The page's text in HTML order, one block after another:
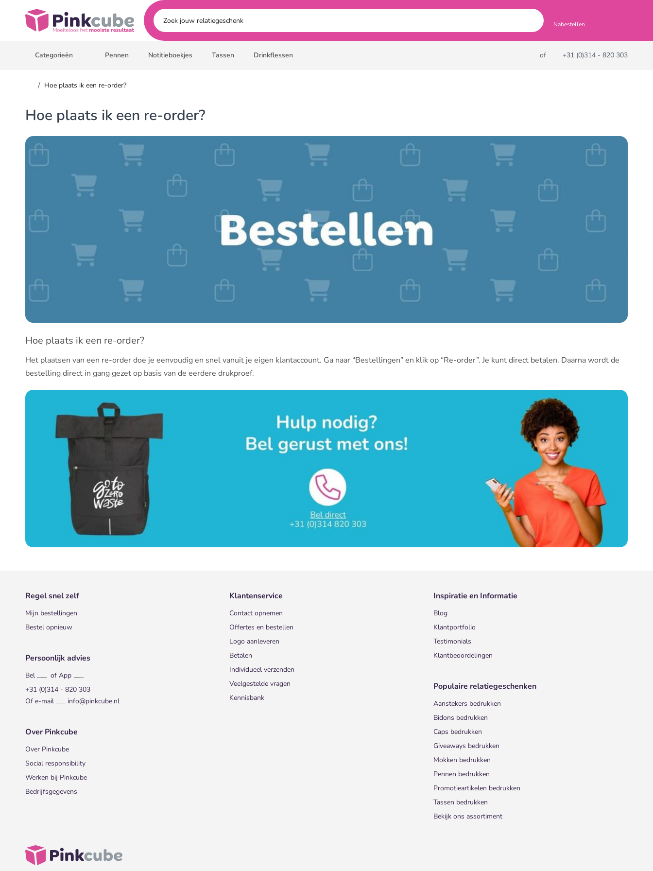
Pinkcube
Nabestellen
Categorieën Pennen Notitieboekjes Tassen Drinkflessen of +31 (0)314 - 820 303
/ Hoe plaats ik een re-order?
Hoe plaats ik een re-order?
Hoe plaats ik een re-order?
Het plaatsen van een re-order doe je eenvoudig en snel vanuit je eigen klantaccount. Ga naar “Bestellingen” en klik op “Re-order”. Je kunt direct betalen. Daarna wordt de
bestelling direct in gang gezet op basis van de eerdere drukproef.
Regel snel zelf
Mijn bestellingen
Bestel opnieuw
Persoonlijk advies
Bel
of App
+31 (0)314 - 820 303
Of e-mail
info@pinkcube.nl
Over Pinkcube
Over Pinkcube
Social responsibility
Werken bij Pinkcube
Bedrijfsgegevens
Klantenservice
Contact opnemen
Offertes en bestellen
Logo aanleveren
Betalen
Individueel verzenden
Veelgestelde vragen
Kennisbank
Inspiratie en Informatie
Blog
Klantportfolio
Testimonials
Klantbeoordelingen
Populaire relatiegeschenken
Aanstekers bedrukken
Bidons bedrukken
Caps bedrukken
Giveaways bedrukken
Mokken bedrukken
Pennen bedrukken
Promotieartikelen bedrukken
Tassen bedrukken
Bekijk ons assortiment